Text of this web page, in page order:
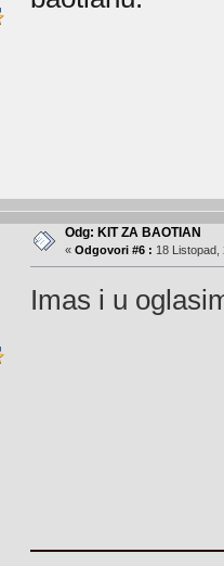
Odg: KIT ZA BAOTIAN
« Odgovori #6 : 18 Listopad,
Imas i u